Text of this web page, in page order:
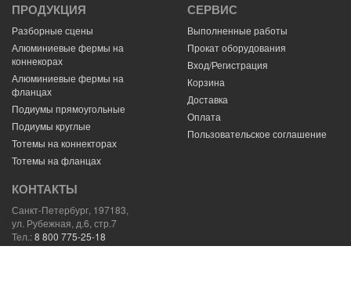
ПРОДУКЦИЯ
Разборные сцены
Алюминиевые фермы на
коннекорах
Алюминиевые фермы на
фланцах
Подиумы прямоугольные
Подиумы круглые
Тотемы на коннекторах
Тотемы на фланцах
СЕРВИС
Выполненные работы
Прокат оборудования
Вход/Регистрация
Корзина
Доставка
Оплата
Пользовательское соглашение
КОНТАКТЫ
Санкт-Петербург, 197183,
ул. Рубежная, д.6, стр.7
Тел.:8 800 775-25-18
E-mail:mail@stagecraft.ru